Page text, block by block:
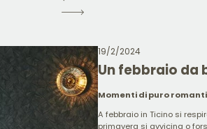
19/2/2024
Un febbraio da
Momenti di puro
A febbraio in Ticino si
primavera si avvicina o